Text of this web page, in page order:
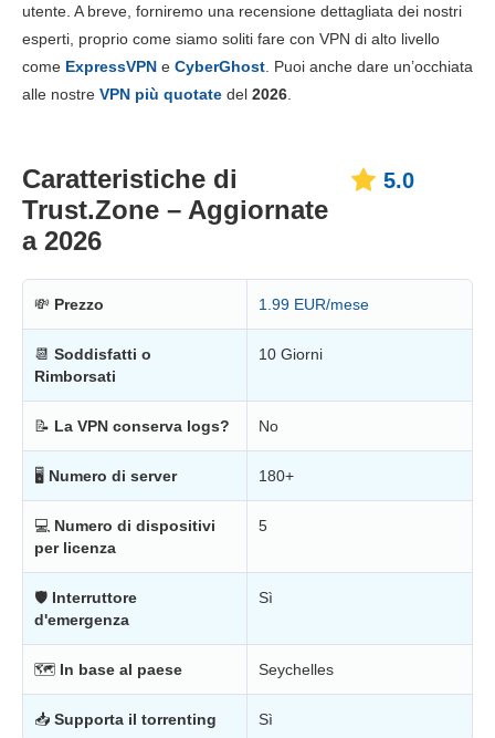
Affidabilità e supporto 6.0
utente. A breve, forniremo una recensione dettagliata dei nostri
esperti, proprio come siamo soliti fare con VPN di alto livello
come ExpressVPN e CyberGhost. Puoi anche dare un’occhiata
alle nostre VPN più quotate del 2026.
Caratteristiche di
Trust.Zone – Aggiornate
a 2026
5.0
💸 Prezzo 1.99 EUR/mese
📆 Soddisfatti o
Rimborsati
10 Giorni
📝 La VPN conserva logs? No
🖥 Numero di server 180+
💻 Numero di dispositivi
per licenza
5
🛡 Interruttore
d'emergenza
Sì
🗺 In base al paese Seychelles
📥 Supporta il torrenting Sì